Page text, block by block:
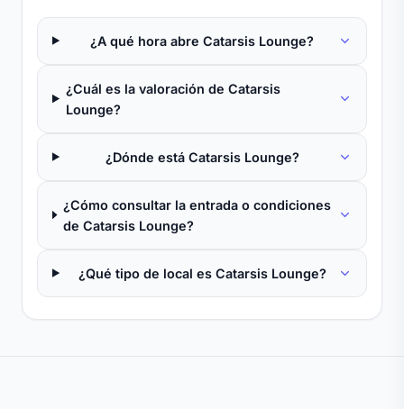
¿A qué hora abre Catarsis Lounge?
¿Cuál es la valoración de Catarsis
Lounge?
¿Dónde está Catarsis Lounge?
¿Cómo consultar la entrada o condiciones
de Catarsis Lounge?
¿Qué tipo de local es Catarsis Lounge?